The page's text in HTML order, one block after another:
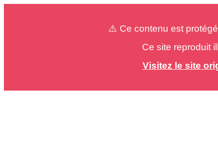
⚠️ Ce contenu est
Ce site reproduit
Visitez le site